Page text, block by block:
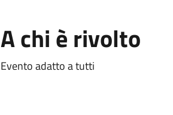
A chi è rivolto
Evento adatto a tutti